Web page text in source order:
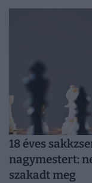
18 éves
nagymestert:
szakadt meg